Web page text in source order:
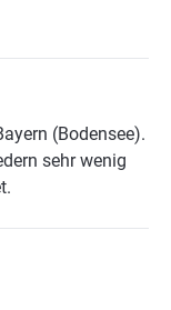
(Bodensee).
sehr wenig